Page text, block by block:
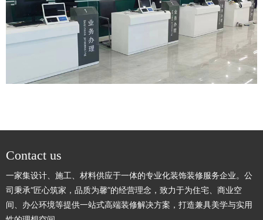
Contact us
一家集设计、施工、材料供应于一体的专业化装饰装修服务企业。公
司秉承“匠心筑家，品质为馨”的经营理念，致力于为住宅、商业空
间、办公环境等提供一站式高端装修解决方案，打造兼具美学与实用